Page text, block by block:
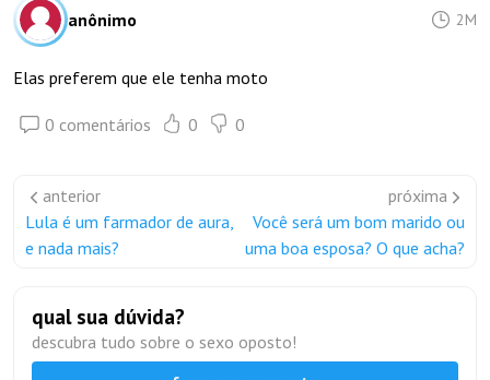
anônimo 2M
Elas preferem que ele tenha moto
0 comentários 0 0
anterior
Lula é um farmador de aura,
e nada mais?
próxima
Você será um bom marido ou
uma boa esposa? O que acha?
qual sua dúvida?
descubra tudo sobre o sexo oposto!